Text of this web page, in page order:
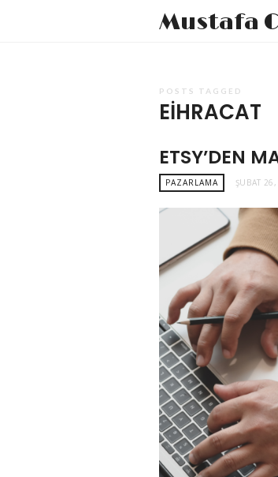
Mustafa
POSTS TAGGED
EIHRACAT
ETSY’DEN
PAZARLAMA ŞUBAT